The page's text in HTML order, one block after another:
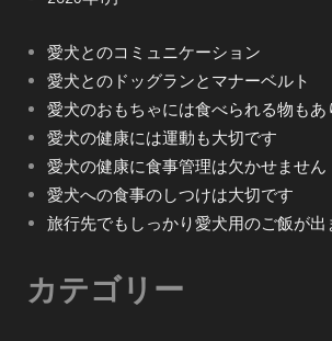
愛犬とのコミュニケーション
愛犬とのドッグランとマナーベルト
愛犬のおもちゃには食べられる物もあ
愛犬の健康には運動も大切です
愛犬の健康に食事管理は欠かせません
愛犬への食事のしつけは大切です
旅行先でもしっかり愛犬用のご飯が出
カテゴリー